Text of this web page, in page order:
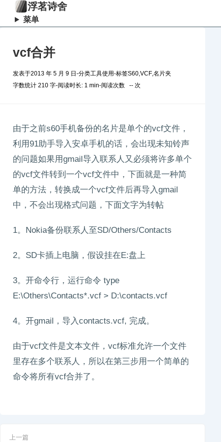
浮茗诗舍
菜单
vcf合并
发表于2013 年 5 月 9 日 -分类工具使用-标签S60,VCF,名片夹
字数统计 210 字-阅读时长: 1 min-阅读次数 -- 次
由于之前s60手机备份的名片是单个的vcf文件，
利用91助手导入安卓手机的话，会出现未知铃声
的问题如果用gmail导入联系人又必须将许多单个
的vcf文件转到一个vcf文件中，下面就是一种简
单的方法，转换成一个vcf文件后再导入gmail
中，不会出现格式问题，下面文字为转帖
1。Nokia备份联系人至SD/Others/Contacts
2。SD卡插上电脑，假设挂在E:盘上
3。开命令行，运行命令 type
E:\Others\Contacts*.vcf > D:\contacts.vcf
4。开gmail，导入contacts.vcf, 完成。
由于vcf文件是文本文件，vcf标准允许一个文件
里存在多个联系人，所以在第三步用一个简单的
命令将所有vcf合并了。
上一篇